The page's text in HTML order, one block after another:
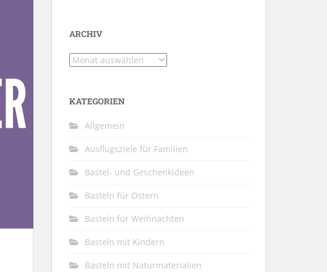
ARCHIV
Archiv
KATEGORIEN
Allgemein
Ausflugsziele für Familien
Bastel- und Geschenkideen
Basteln für Ostern
Basteln für Weihnachten
Basteln mit Kindern
Basteln mit Naturmaterialien